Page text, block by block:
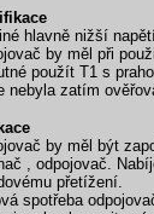
hlavně nižší
by měl při
použít T1 s
nebyla zatím
by měl být
, odpojovač.
přetížení.
spotřeba